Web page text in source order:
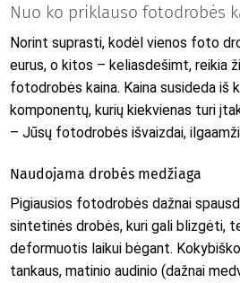
Nuo ko priklauso fotodrobės
Norint suprasti, kodėl vienos foto
eurus, o kitos – keliasdešimt, reikia
fotodrobės kaina. Kaina susideda iš
komponentų, kurių kiekvienas turi
– Jūsų fotodrobės išvaizdai,
Naudojama drobės medžiaga
Pigiausios fotodrobės dažnai
sintetinės drobės, kuri gali blizgėti,
deformuotis laikui bėgant.
tankaus, matinio audinio (dažnai